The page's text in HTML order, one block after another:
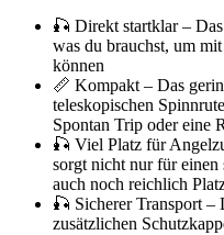
🎣 Direkt startklar –
was du brauchst, um
können
📏 Kompakt – Das
teleskopischen
Spontan Trip oder eine
🎣 Viel Platz für
sorgt nicht nur für einen
auch noch reichlich
🎣 Sicherer Transport
zusätzlichen